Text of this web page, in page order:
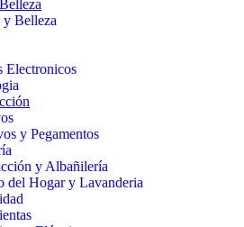
y Belleza
Electronicos
y Pegamentos
y Albañilería
del Hogar y Lavanderia